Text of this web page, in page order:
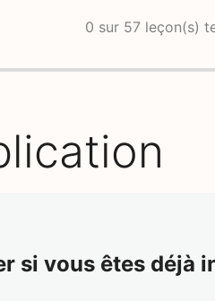
0 sur 57 leçon(s)
si vous êtes déjà